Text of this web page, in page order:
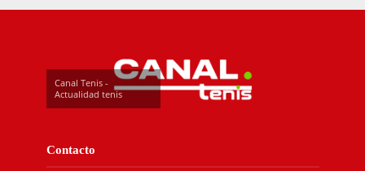
Canal Tenis -
Actualidad tenis
Contacto